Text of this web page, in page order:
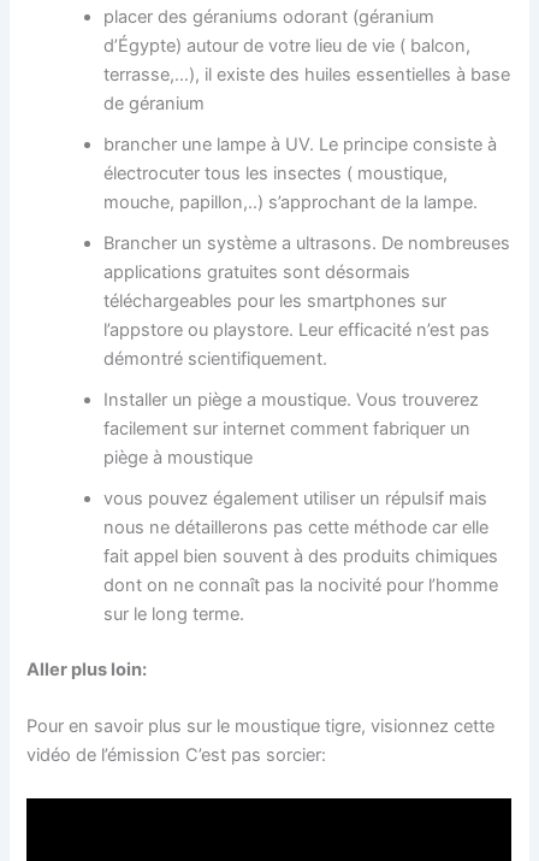
placer des géraniums odorant (géranium
d’Égypte) autour de votre lieu de vie ( balcon,
terrasse,…), il existe des huiles essentielles à base
de géranium
brancher une lampe à UV. Le principe consiste à
électrocuter tous les insectes ( moustique,
mouche, papillon,..) s’approchant de la lampe.
Brancher un système a ultrasons. De nombreuses
applications gratuites sont désormais
téléchargeables pour les smartphones sur
l’appstore ou playstore. Leur efficacité n’est pas
démontré scientifiquement.
Installer un piège a moustique. Vous trouverez
facilement sur internet comment fabriquer un
piège à moustique
vous pouvez également utiliser un répulsif mais
nous ne détaillerons pas cette méthode car elle
fait appel bien souvent à des produits chimiques
dont on ne connaît pas la nocivité pour l’homme
sur le long terme.
Aller plus loin:
Pour en savoir plus sur le moustique tigre, visionnez cette
vidéo de l’émission C’est pas sorcier: